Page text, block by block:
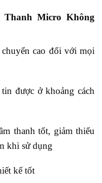
Micro Không
cao đối với mọi
được ở khoảng cách
thanh tốt, giảm thiểu
khi sử dụng
kế tốt